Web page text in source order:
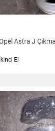
Astra J
İkinci El